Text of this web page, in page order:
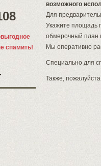
спамить!
возможного
Для
Укажите площадь
обмерочный
Мы оперативно
Специально для
Также,